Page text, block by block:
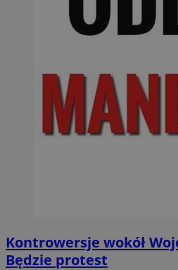
Kontrowersje wokół
Będzie protest